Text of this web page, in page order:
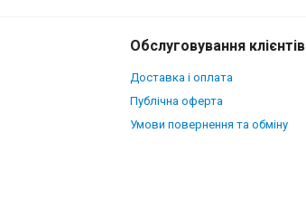
Обслуговування клієнтів
Доставка і оплата
Публічна оферта
Умови повернення та обміну